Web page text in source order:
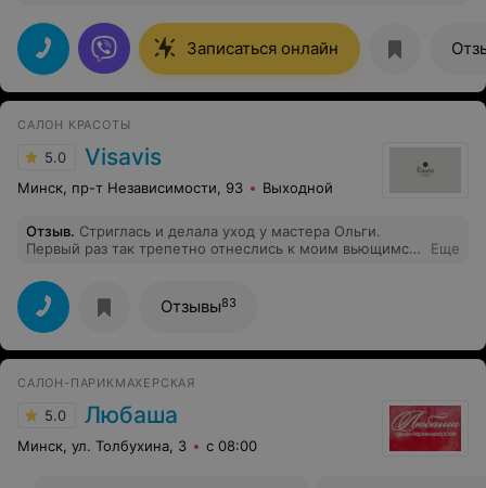
сделала хорошую стрижку и уложила мои волосы так,
что я себя почти не узнала, в хорошем смысле. Очень
приятна в общении, дала совет по уходу, я осталась
очень довольна! Спасибо большое!
Записаться онлайн
САЛОН КРАСОТЫ
5.0 Visavis
Минск, пр-т Независимости, 93 Выходной
Отзыв. Стриглась и делала уход у мастера Ольги.
Первый раз так трепетно отнеслись к моим вьющимся
мне хотелось, даже без моих подробных объяснений.
Дома рассмотрела внимательно результат: стрижка
идеальной формы, завитки лежат красиво, дома все
также оценили. Мастер здорово уложила волосы
диффузором. Я в восторге! Большое спасибо Ольге!
салоне уютно, приятная атмосфера, внимательный
персонал. Все понравилось! Спасибо большое!
Еще
Отзывы83
САЛОН-ПАРИКМАХЕРСКАЯ
5.0 Любаша
Минск, ул. Толбухина, 3 с 08:00